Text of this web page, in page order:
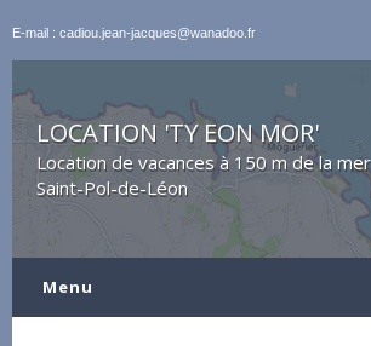
E-mail : cadiou.jean-jacques@wanadoo.fr
LOCATION 'TY EON MOR'
Location de vacances à 150 m de la mer
Saint-Pol-de-Léon
Menu